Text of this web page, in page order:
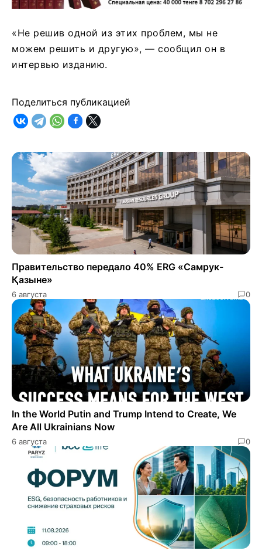
«Не решив одной из этих проблем, мы не
можем решить и другую», — сообщил он в
интервью изданию.
Поделиться публикацией
Правительство передало 40% ERG «Самрук-
Қазыне»
6 августа 0
In the World Putin and Trump Intend to Create, We
Are All Ukrainians Now
6 августа 0